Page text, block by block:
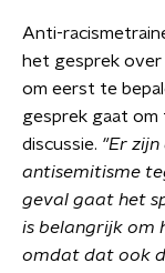
Anti-
het gesprek over
om eerst te
gesprek gaat
discussie. "Er
antisemitisme
geval gaat het
is belangrijk om
omdat dat ook